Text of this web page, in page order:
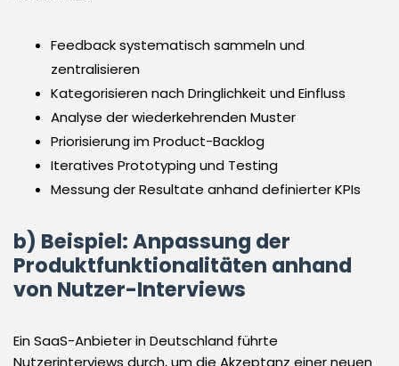
Feedback systematisch sammeln und
zentralisieren
Kategorisieren nach Dringlichkeit und Einfluss
Analyse der wiederkehrenden Muster
Priorisierung im Product-Backlog
Iteratives Prototyping und Testing
Messung der Resultate anhand definierter KPIs
b) Beispiel: Anpassung der
Produktfunktionalitäten anhand
von Nutzer-Interviews
Ein SaaS-Anbieter in Deutschland führte
Nutzerinterviews durch, um die Akzeptanz einer neuen